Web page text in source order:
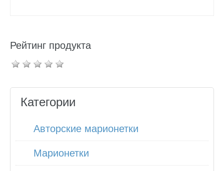
Рейтинг продукта
Категории
Авторские марионетки
Марионетки